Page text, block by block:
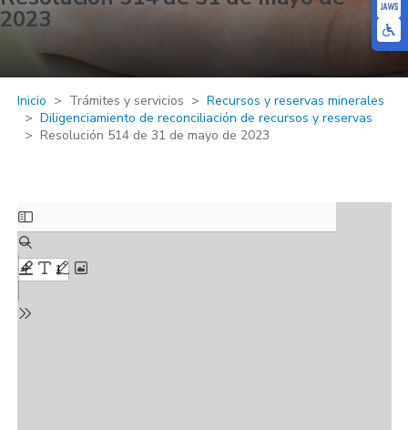
2023
Inicio Trámites y servicios
Recursos y reservas minerales
Diligenciamiento de reconciliación de recursos y reservas
Resolución 514 de 31 de mayo de 2023